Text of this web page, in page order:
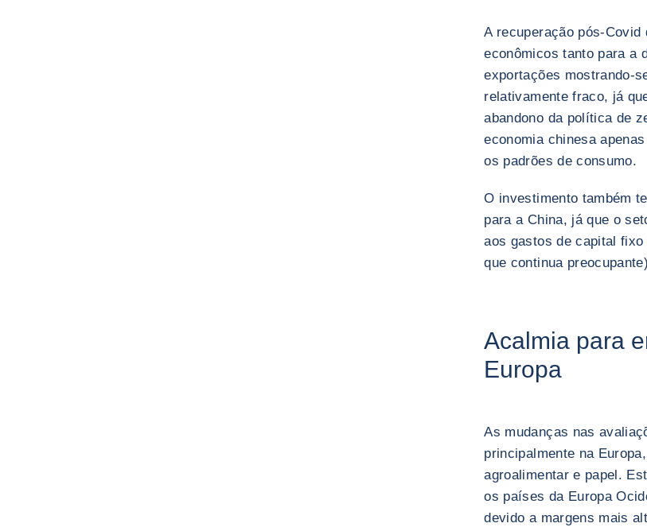
A recuperação pós-Covid
econômicos tanto para a
exportações mostrando-
relativamente fraco, já
abandono da política de
economia chinesa
os padrões de consumo.
O investimento também
para a China, já que o
aos gastos de capital
que continua
Acalmia para
Europa
As mudanças nas
principalmente na
agroalimentar e papel.
os países da Europa
devido a margens mais